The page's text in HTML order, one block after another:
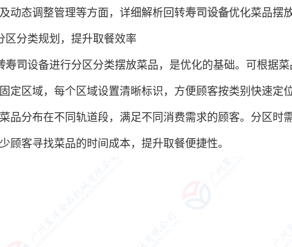
动态调整管理等方面，详细解析回转寿司设备优化菜品摆
区分类规划，提升取餐效率
寿司设备进行分区分类摆放菜品，是优化的基础。可根据
定区域，每个区域设置清晰标识，方便顾客按类别快速定
品分布在不同轨道段，满足不同消费需求的顾客。分区时
顾客寻找菜品的时间成本，提升取餐便捷性。